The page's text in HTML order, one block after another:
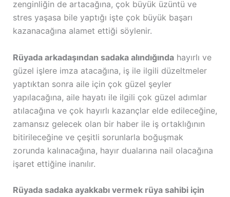
zenginliğin de artacağına, çok büyük üzüntü ve
stres yaşasa bile yaptığı işte çok büyük başarı
kazanacağına alamet ettiği söylenir.
Rüyada arkadaşından sadaka alındığındahayırlı ve
güzel işlere imza atacağına, iş ile ilgili düzeltmeler
yaptıktan sonra aile için çok güzel şeyler
yapılacağına, aile hayatı ile ilgili çok güzel adımlar
atılacağına ve çok hayırlı kazançlar elde edileceğine,
zamansız gelecek olan bir haber ile iş ortaklığının
bitirileceğine ve çeşitli sorunlarla boğuşmak
zorunda kalınacağına, hayır dualarına nail olacağına
işaret ettiğine inanılır.
Rüyada sadaka ayakkabı vermek rüya sahibi için